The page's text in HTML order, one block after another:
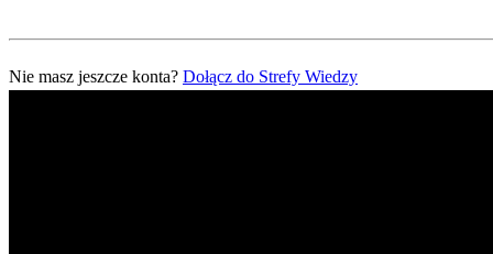
Nie masz jeszcze konta? Dołącz do Strefy Wiedzy